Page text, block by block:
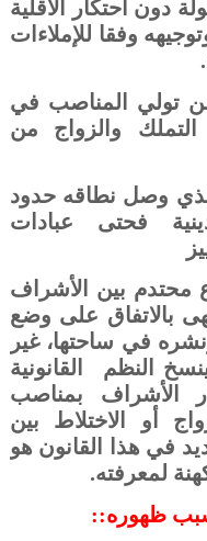
دون احتكار الأقلية
وفقا للإملاءات
تولي المناصب في
والزواج من
وصل نطاقه حدود
فحتى عبادات
محتدم بين الأشراف
ق م وانتهى بالاتفاق على وضع
في ساحتها، غير
النظم
القانونية
الأشراف بمناصب
أو الاختلاط بين
في هذا القانون هو
لمعرفته.
ظهوره::